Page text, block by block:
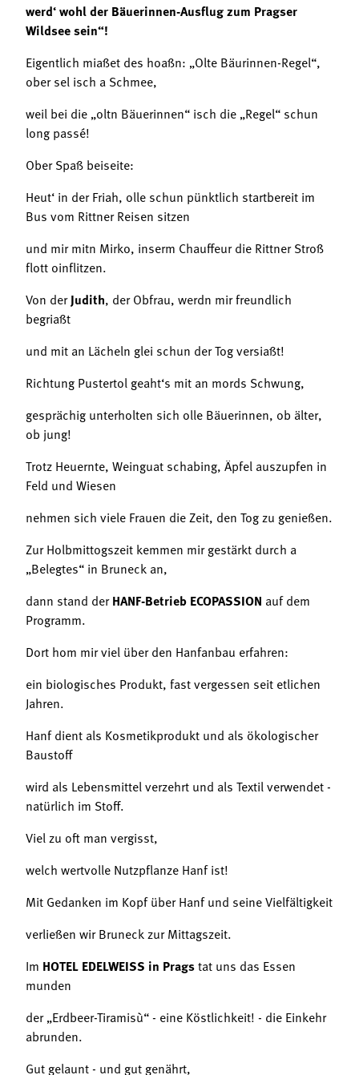
werd‘ wohl der Bäuerinnen-Ausflug zum Pragser
Wildsee sein“!
Eigentlich miaßet des hoaßn: „Olte Bäurinnen-Regel“,
ober sel isch a Schmee,
weil bei die „oltn Bäuerinnen“ isch die „Regel“ schun
long passé!
Ober Spaß beiseite:
Heut‘ in der Friah, olle schun pünktlich startbereit im
Bus vom Rittner Reisen sitzen
und mir mitn Mirko, inserm Chauffeur die Rittner Stroß
flott oinflitzen.
Von derJudith, der Obfrau, werdn mir freundlich
begriaßt
und mit an Lächeln glei schun der Tog versiaßt!
Richtung Pustertol geaht‘s mit an mords Schwung,
gesprächig unterholten sich olle Bäuerinnen, ob älter,
ob jung!
Trotz Heuernte, Weinguat schabing, Äpfel auszupfen in
Feld und Wiesen
nehmen sich viele Frauen die Zeit, den Tog zu genießen.
Zur Holbmittogszeit kemmen mir gestärkt durch a
„Belegtes“ in Bruneck an,
dann stand derHANF-Betrieb ECOPASSION auf dem
Programm.
Dort hom mir viel über den Hanfanbau erfahren:
ein biologisches Produkt, fast vergessen seit etlichen
Jahren.
Hanf dient als Kosmetikprodukt und als ökologischer
Baustoff
wird als Lebensmittel verzehrt und als Textil verwendet -
natürlich im Stoff.
Viel zu oft man vergisst,
welch wertvolle Nutzpflanze Hanf ist!
Mit Gedanken im Kopf über Hanf und seine Vielfältigkeit
verließen wir Bruneck zur Mittagszeit.
Im HOTEL EDELWEISS in Pragstat uns das Essen
munden
der „Erdbeer-Tiramisù“ - eine Köstlichkeit! - die Einkehr
abrunden.
Gut gelaunt - und gut genährt,